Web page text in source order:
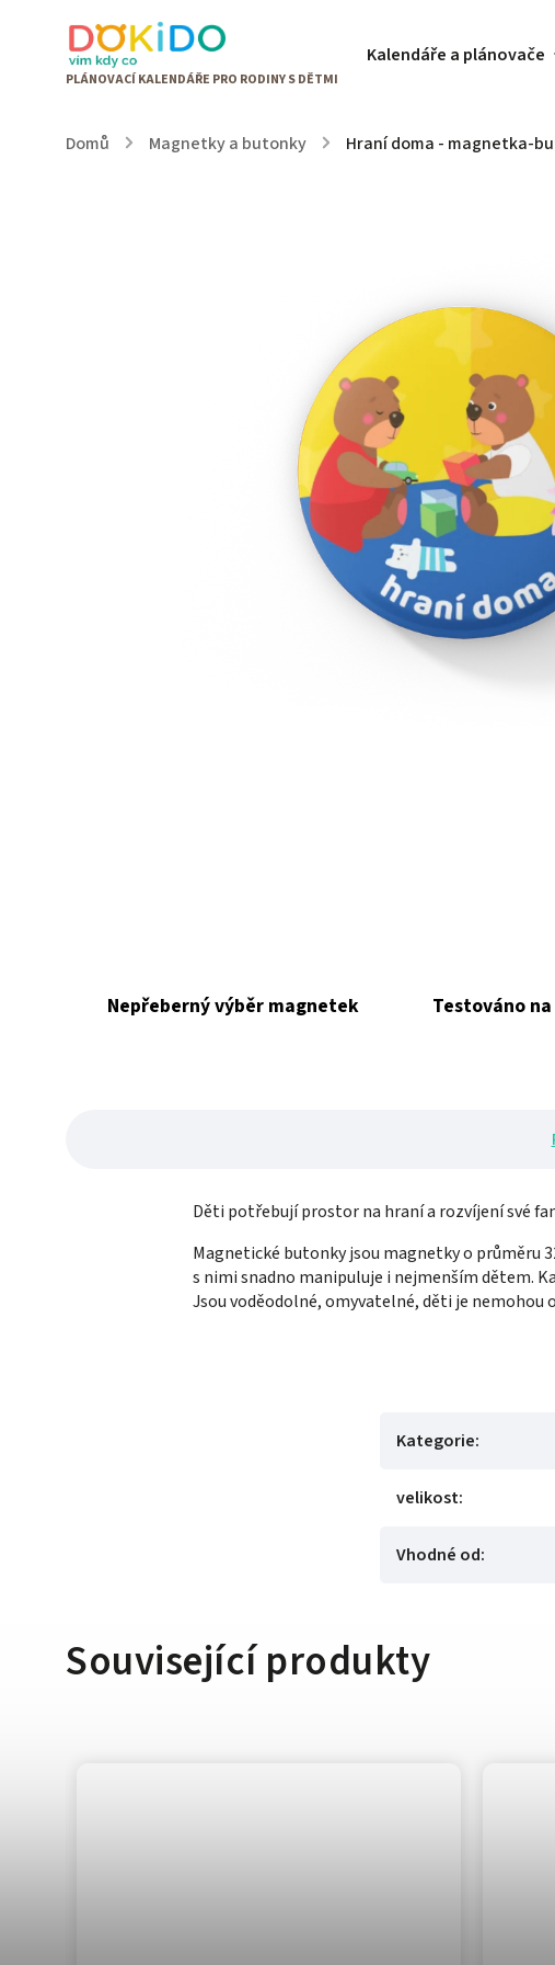
Kalendáře a plánovače
Domů / Magnetky a butonky / Hraní doma - magnetka-
Nepřeberný výběr magnetek Testováno
Děti potřebují prostor na hraní a rozvíjení své
Magnetické butonky jsou magnetky o průměru
s nimi snadno manipuluje i nejmenším dětem.
Jsou voděodolné, omyvatelné, děti je
Kategorie:
velikost:
Vhodné od:
Související produkty